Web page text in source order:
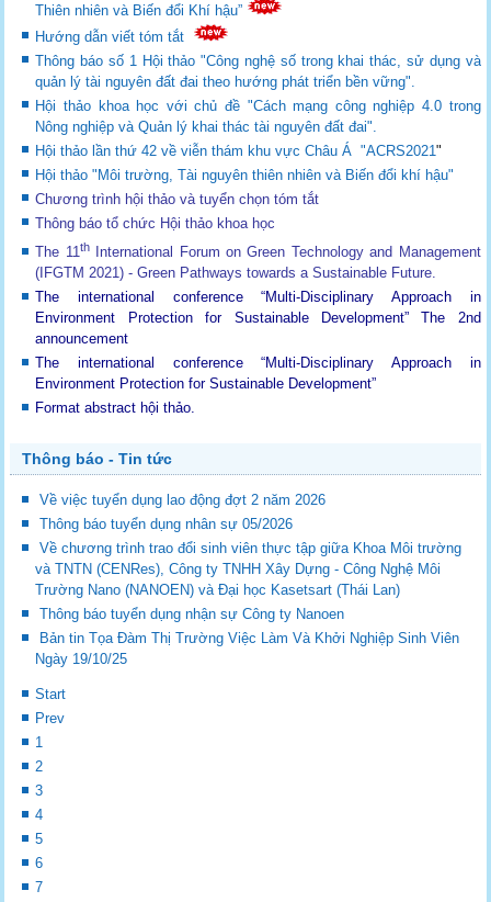
Thiên nhiên và Biến đổi Khí hậu”
Hướng dẫn viết tóm tắt
Thông báo số 1 Hội thảo "Công nghệ số trong khai thác, sử dụng và
quản lý tài nguyên đất đai theo hướng phát triển bền vững".
Hội thảo khoa học với chủ đề "Cách mạng công nghiệp 4.0 trong
Nông nghiệp và Quản lý khai thác tài nguyên đất đai".
Hội thảo lần thứ 42 về viễn thám khu vực Châu Á "ACRS2021"
Hội thảo "Môi trường, Tài nguyên thiên nhiên và Biến đổi khí hậu"
Chương trình hội thảo và tuyển chọn tóm tắt
Thông báo tổ chức Hội thảo khoa học
The 11thInternational Forum on Green Technology and Management
(IFGTM 2021) - Green Pathways towards a Sustainable Future.
The international conference “Multi-Disciplinary Approach in
Environment Protection for Sustainable Development”The 2nd
announcement
The international conference “Multi-Disciplinary Approach in
Environment Protection for Sustainable Development”
Format abstract hội thảo.
Thông báo - Tin tức
Về việc tuyển dụng lao động đợt 2 năm 2026
Thông báo tuyển dụng nhân sự 05/2026
Về chương trình trao đổi sinh viên thực tập giữa Khoa Môi trường
và TNTN (CENRes), Công ty TNHH Xây Dựng - Công Nghệ Môi
Trường Nano (NANOEN) và Đại học Kasetsart (Thái Lan)
Thông báo tuyển dụng nhận sự Công ty Nanoen
Bản tin Tọa Đàm Thị Trường Việc Làm Và Khởi Nghiệp Sinh Viên
Ngày 19/10/25
Start
Prev
1
2
3
4
5
6
7